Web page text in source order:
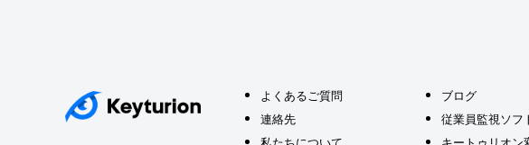
よくあるご質問
連絡先
私たちについて
ブログ
従業員監視ソフ
キートゥリオン